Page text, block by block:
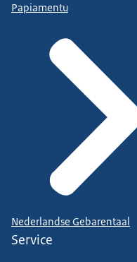
Papiamentu
Nederlandse Gebarentaal
Service